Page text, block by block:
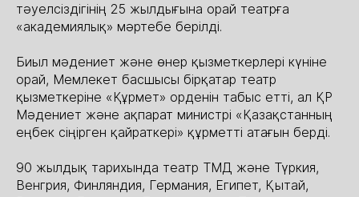
тәуелсіздігінің 25 жылдығына орай театрға
«академиялық» мәртебе берілді.
Биыл мәдениет және өнер қызметкерлері күніне
орай, Мемлекет басшысы бірқатар театр
қызметкеріне «Құрмет» орденін табыс етті, ал ҚР
Мәдениет және ақпарат министрі «Қазақстанның
еңбек сіңірген қайраткері» құрметті атағын берді.
90 жылдық тарихында театр ТМД және Түркия,
Венгрия, Финляндия, Германия, Египет, Қытай,